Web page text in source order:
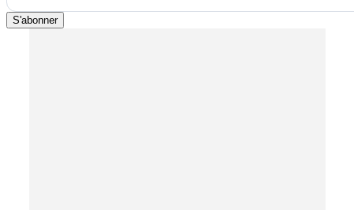
S'abonner